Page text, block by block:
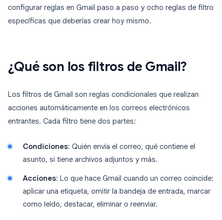
configurar reglas en Gmail paso a paso y ocho reglas de filtro
específicas que deberías crear hoy mismo.
¿Qué son los filtros de Gmail?
Los filtros de Gmail son reglas condicionales que realizan
acciones automáticamente en los correos electrónicos
entrantes. Cada filtro tiene dos partes:
Condiciones: Quién envía el correo, qué contiene el
asunto, si tiene archivos adjuntos y más.
Acciones: Lo que hace Gmail cuando un correo coincide:
aplicar una etiqueta, omitir la bandeja de entrada, marcar
como leído, destacar, eliminar o reenviar.